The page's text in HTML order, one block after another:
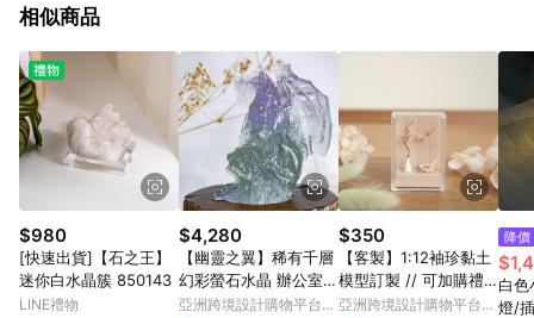
行為，不具贈點資格，部分退款不在此限。 6. APP 請更新至
貨後 45 天後發送。 8. 群眾募資商品，禮物卡，開館保證金，補
運費，攤位費等不具贈點資格。 9. LINE 購物站上之商品規格、
顏色、價位、贈品如與 Pinkoi 商品資訊頁及購物車不符，以
Pinkoi 購物商品資訊頁及購物車標示為準。 10. 點數紅包使用規
則請以點數紅包活動說明為準。 11. 若於 LINE 購物前往 Pinkoi
頁面後才首次下載 Pinkoi APP 並完成訂單，不符合導購資格；承
上，首次下載 Pinkoi APP 後，需透過 LINE 購物前往 Pinkoi 頁
面，方享導購資格。
相似商品
$980
[快速出貨]【石之王】
迷你白水晶簇 850143
LINE禮物
$4,280
【幽靈之翼】稀有千層
幻彩螢石水晶 辦公室小
物
亞洲跨境設計購物平台
$350
【客製】1:12袖珍黏土
模型訂製 // 可加購禮
盒包裝
亞洲跨境設計購物平台
降價
白色
燈/